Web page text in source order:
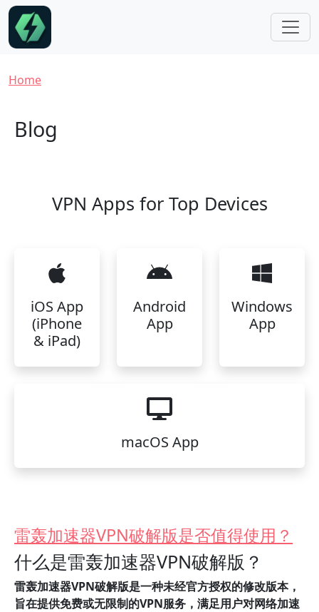
Skip to main content
Breadcrumb
Home
Blog
VPN Apps for Top Devices
iOS App
(iPhone
& iPad)
Android
App
Windows
App
macOS App
雷轰加速器VPN破解版是否值得使用？
什么是雷轰加速器VPN破解版？
雷轰加速器VPN破解版是一种未经官方授权的修改版本，
旨在提供免费或无限制的VPN服务，满足用户对网络加速